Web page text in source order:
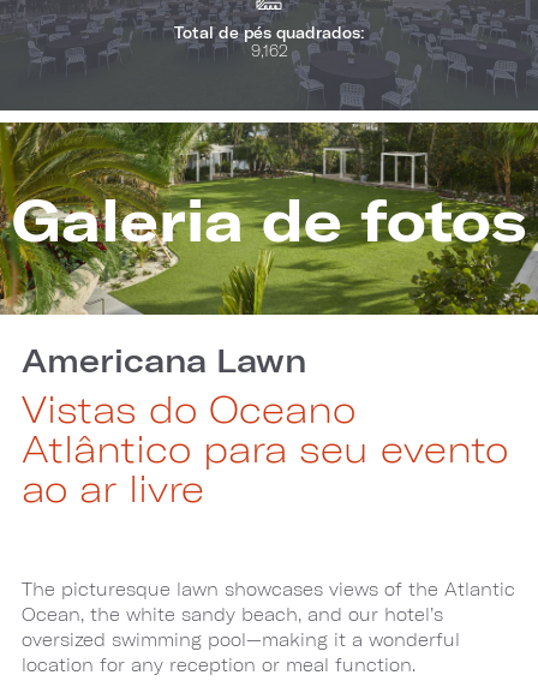
Total de pés quadrados:
9,162
Galeria de fotos
Americana Lawn
Vistas do Oceano
Atlântico para seu evento
ao ar livre
The picturesque lawn showcases views of the Atlantic
Ocean, the white sandy beach, and our hotel’s
oversized swimming pool—making it a wonderful
location for any reception or meal function.